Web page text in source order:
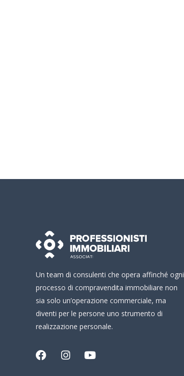
Un team di consulenti che opera affinché ogni
processo di compravendita immobiliare non
sia solo un’operazione commerciale, ma
diventi per le persone uno strumento di
realizzazione personale.
F I Y